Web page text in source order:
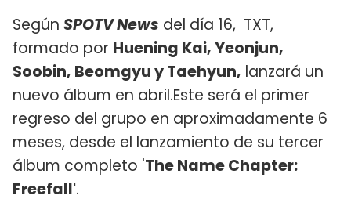
Según SPOTV News del día 16, TXT,
formado por Huening Kai, Yeonjun,
Soobin, Beomgyu y Taehyun, lanzará un
nuevo álbum en abril.Este será el primer
regreso del grupo en aproximadamente 6
meses, desde el lanzamiento de su tercer
álbum completo 'The Name Chapter:
Freefall'.